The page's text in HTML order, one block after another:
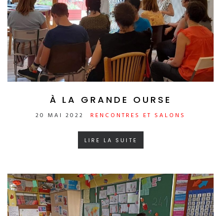
À LA GRANDE OURSE
20 MAI 2022 RENCONTRES ET SALONS
LIRE LA SUITE